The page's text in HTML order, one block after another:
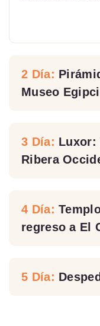
2 Día:
Museo
3 Día: Luxor:
Ribera
4 Día:
regreso a El
5 Día: